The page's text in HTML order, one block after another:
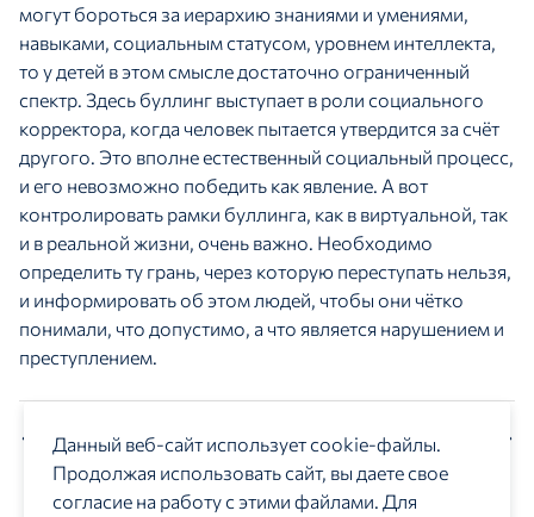
могут бороться за иерархию знаниями и умениями,
навыками, социальным статусом, уровнем интеллекта,
то у детей в этом смысле достаточно ограниченный
спектр. Здесь буллинг выступает в роли социального
корректора, когда человек пытается утвердится за счёт
другого. Это вполне естественный социальный процесс,
и его невозможно победить как явление. А вот
контролировать рамки буллинга, как в виртуальной, так
и в реальной жизни, очень важно. Необходимо
определить ту грань, через которую переступать нельзя,
и информировать об этом людей, чтобы они чётко
понимали, что допустимо, а что является нарушением и
преступлением.
Предыдущий материал Следующий материал
Данный веб-сайт использует cookie-файлы.
Продолжая использовать сайт, вы даете свое
согласие на работу с этими файлами. Для